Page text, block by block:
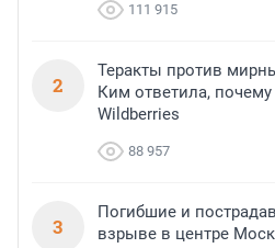
111 915
2
Теракты против
Ким ответила,
Wildberries
88 957
3
Погибшие и
взрыве в центре